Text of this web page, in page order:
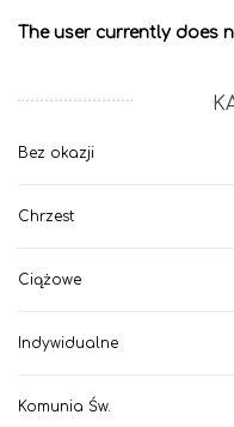
The user currently does
Bez okazji
Chrzest
Ciążowe
Indywidualne
Komunia Św.